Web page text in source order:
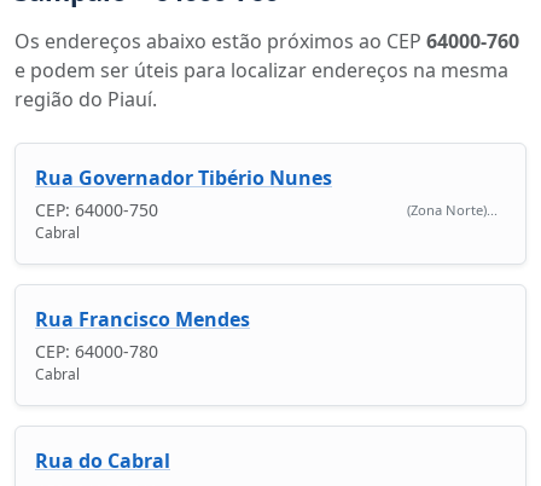
Os endereços abaixo estão próximos ao CEP 64000-760
e podem ser úteis para localizar endereços na mesma
região do Piauí.
Rua Governador Tibério Nunes
CEP: 64000-750 (Zona Norte)...
Cabral
Rua Francisco Mendes
CEP: 64000-780
Cabral
Rua do Cabral